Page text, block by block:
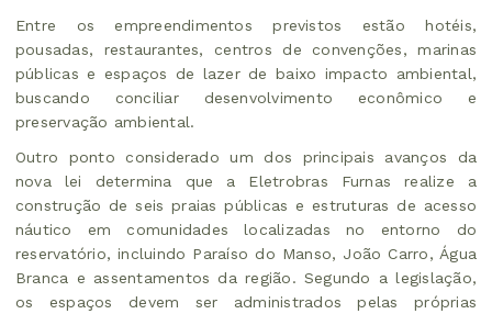
Entre os empreendimentos previstos estão hotéis,
pousadas, restaurantes, centros de convenções, marinas
públicas e espaços de lazer de baixo impacto ambiental,
buscando conciliar desenvolvimento econômico e
preservação ambiental.
Outro ponto considerado um dos principais avanços da
nova lei determina que a Eletrobras Furnas realize a
construção de seis praias públicas e estruturas de acesso
náutico em comunidades localizadas no entorno do
reservatório, incluindo Paraíso do Manso, João Carro, Água
Branca e assentamentos da região. Segundo a legislação,
os espaços devem ser administrados pelas próprias